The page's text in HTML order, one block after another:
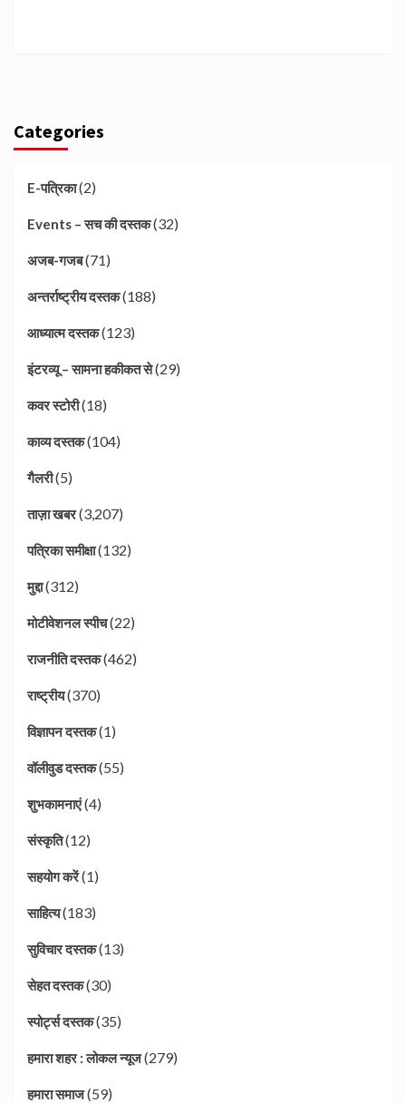
Categories
E-पत्रिका(2)
Events – सच की दस्तक(32)
अजब-गजब(71)
अन्तर्राष्ट्रीय दस्तक(188)
आध्यात्म दस्तक(123)
इंटरव्यू – सामना हकीकत से(29)
कवर स्टोरी(18)
काव्य दस्तक(104)
गैलरी(5)
ताज़ा खबर(3,207)
पत्रिका समीक्षा(132)
मुद्दा(312)
मोटीवेशनल स्पीच(22)
राजनीति दस्तक(462)
राष्ट्रीय(370)
विज्ञापन दस्तक(1)
वॉलीवुड दस्तक(55)
शुभकामनाएं(4)
संस्कृति(12)
सहयोग करें(1)
साहित्य(183)
सुविचार दस्तक(13)
सेहत दस्तक(30)
स्पोर्ट्स दस्तक(35)
हमारा शहर : लोकल न्यूज(279)
हमारा समाज(59)